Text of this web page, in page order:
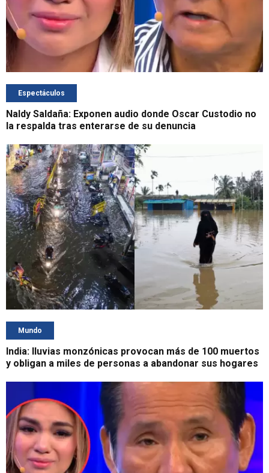
Espectáculos
Naldy Saldaña: Exponen audio donde Oscar Custodio no
la respalda tras enterarse de su denuncia
Mundo
India: lluvias monzónicas provocan más de 100 muertos
y obligan a miles de personas a abandonar sus hogares